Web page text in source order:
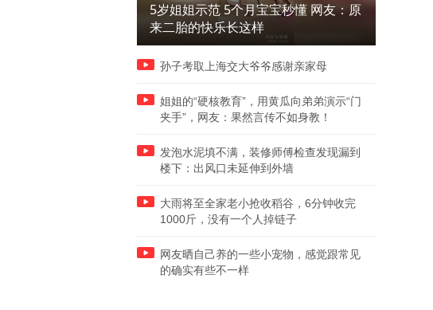
5岁姐姐示范 5个月宝宝秒懂 网友：原
来二胎的快乐长这样
孙子考取上海交大爷爷感谢亲家母
姐姐的“硬核教育”，用黄瓜向弟弟演示“门
夹手”，网友：果然言传不如身教！
发泡水泥填不满，装修师傅检查发现漏到
楼下：出风口未延伸到外墙
大雨将至全家老小抢收稻谷，6分钟收完
1000斤，没有一个人掉链子
网友晒自己养的一些小宠物，感觉跟常见
的确实有些不一样